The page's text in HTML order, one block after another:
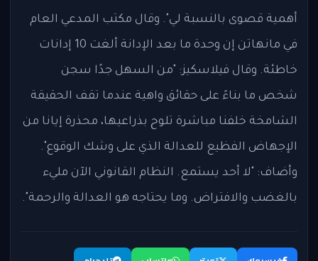
أهمية قصوى بالنسبة لي". وقال مكتب المدعي العام
في مانهاتن إن وحدة ما بعد الإدانة ألغت 10 إدانات
خاطئة. وقال فيلاسكيز: "من السهل جدًا سجن
شخص ما بناءً على حقائق واهية عندما تقف الحقيقة
الشامخة خلفنا مباشرة تلوح بذراعيها، محذرة إيانا من
الإجهاض الفظيع للعدالة الذي على وشك الوقوع".
وأضاف: "لا أحد يستمع. النظام القانوني الآن مليء
بالغضب والافتراض. وما يحتاجه هو العدالة والرحمة".